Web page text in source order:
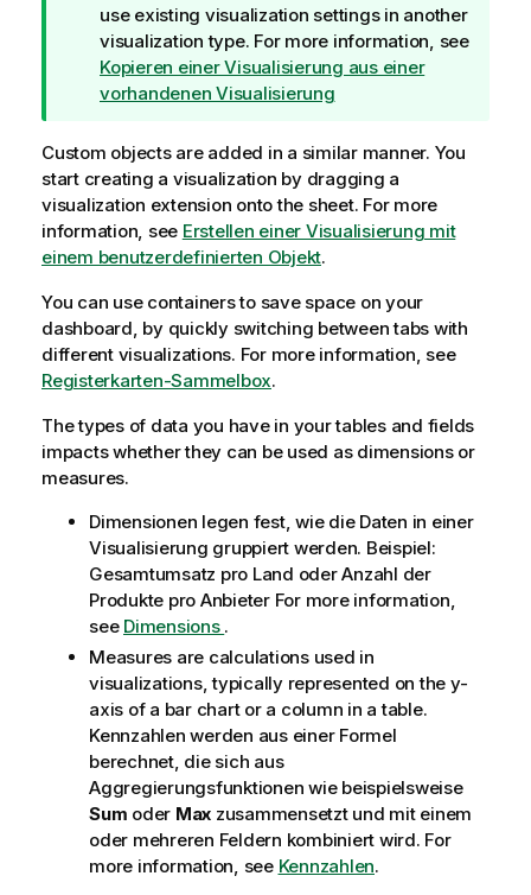
p
p
h
i
w
e
i
s
use existing visualization settings in another
visualization type. For more information, see
Kopieren einer Visualisierung aus einer
vorhandenen Visualisierung
Custom objects are added in a similar manner. You
start creating a visualization by dragging a
visualization extension onto the sheet. For more
information, see Erstellen einer Visualisierung mit
einem benutzerdefinierten Objekt.
You can use containers to save space on your
dashboard, by quickly switching between tabs with
different visualizations. For more information, see
Registerkarten-Sammelbox.
The types of data you have in your tables and fields
impacts whether they can be used as dimensions or
measures.
Dimensionen legen fest, wie die Daten in einer
Visualisierung gruppiert werden. Beispiel:
Gesamtumsatz pro Land oder Anzahl der
Produkte pro Anbieter For more information,
see Dimensions .
Measures are calculations used in
visualizations, typically represented on the y-
axis of a bar chart or a column in a table.
Kennzahlen werden aus einer Formel
berechnet, die sich aus
Aggregierungsfunktionen wie beispielsweise
Sum oder Max zusammensetzt und mit einem
oder mehreren Feldern kombiniert wird. For
more information, see Kennzahlen.